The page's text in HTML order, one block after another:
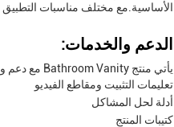
الأساسية.مع مختلف مناسبات التطبيق
الدعم والخدمات:
يأتي منتج Bathroom Vanity مع دعم وخدمات فنية شاملة، بما في ذلك:
تعليمات التثبيت ومقاطع الفيديو
أدلة لحل المشاكل
كتيبات المنتج